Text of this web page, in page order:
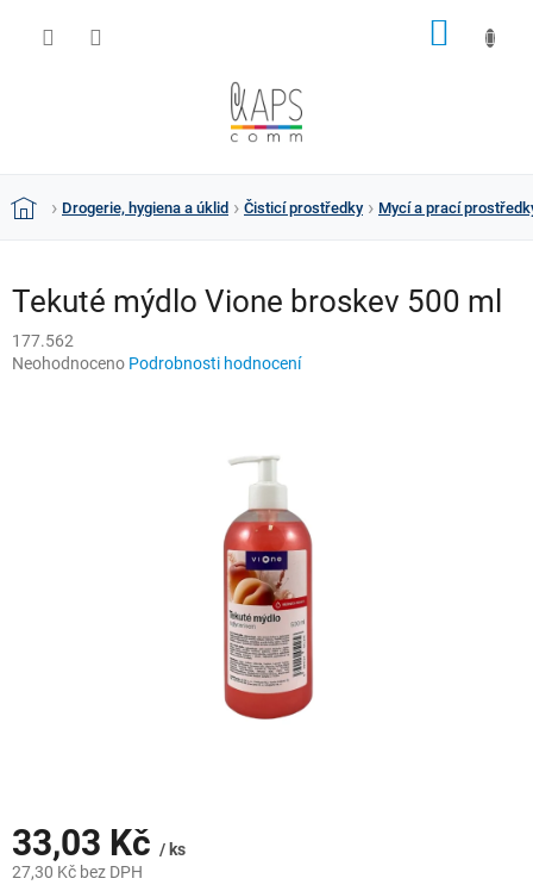
DomůDrogerie, hygiena a úklid Čisticí prostředky Mycí a prací
Tekuté mýdlo Vione broskev 500 ml
177.562
Průměrné
Neohodnoceno Podrobnosti hodnocení
33,03 Kč / ks
27,30 Kč bez DPH